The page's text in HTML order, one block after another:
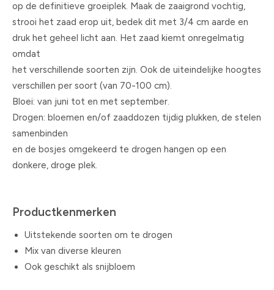
op de definitieve groeiplek. Maak de zaaigrond vochtig,
strooi het zaad erop uit, bedek dit met 3/4 cm aarde en
druk het geheel licht aan. Het zaad kiemt onregelmatig
omdat
het verschillende soorten zijn. Ook de uiteindelijke hoogtes
verschillen per soort (van 70-100 cm).
Bloei: van juni tot en met september.
Drogen: bloemen en/of zaaddozen tijdig plukken, de stelen
samenbinden
en de bosjes omgekeerd te drogen hangen op een
donkere, droge plek.
Productkenmerken
Uitstekende soorten om te drogen
Mix van diverse kleuren
Ook geschikt als snijbloem